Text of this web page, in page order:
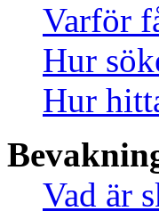
Varför
Hur
Hur
Vad är